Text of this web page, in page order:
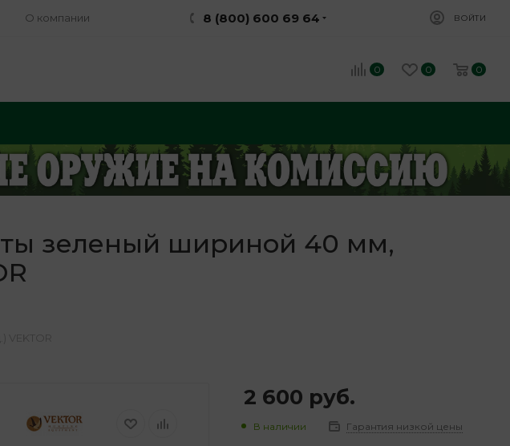
О компании 8 (800) 600 69 64 ВОЙТИ
0 0 0
зеленый шириной 40 мм,
2 600 руб.
В наличии Гарантия низкой цены